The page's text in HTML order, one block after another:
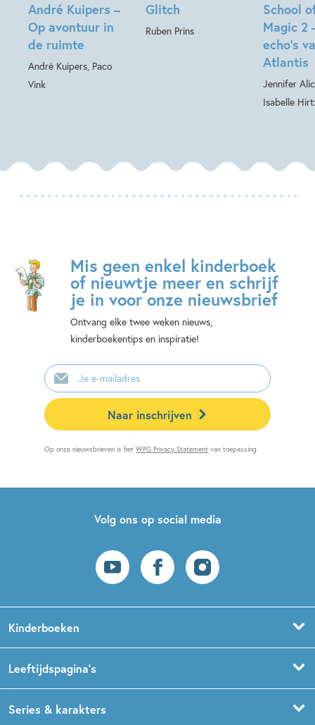
André Kuipers –
Op avontuur in
de ruimte
André Kuipers, Paco
Vink
Glitch
Ruben Prins
School
Magic 2
echo’s
Atlantis
Jennifer
Isabelle
Mis geen enkel kinderboek
of nieuwtje meer en schrijf
je in voor onze nieuwsbrief
Ontvang elke twee weken nieuws,
kinderboekentips en inspiratie!
E-
mailadres
Naar inschrijven
Op onze nieuwsbrieven is hetWPG Privacy Statement van toepassing.
Volg ons op social media
Kinderboeken
Prentenboeken
Leeftijdspagina’s
Series & karakters